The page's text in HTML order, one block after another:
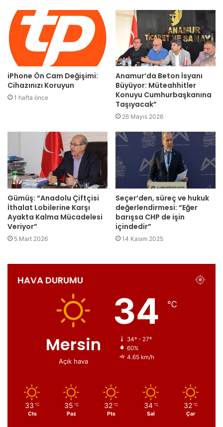
iPhone Ön Cam Değişimi:
Cihazınızı Koruyun
1 hafta önce
Anamur’da Beton İsyanı
Büyüyor: Müteahhitler
Konuyu Cumhurbaşkanına
Taşıyacak”
26 Mayıs 2026
Gümüş: “Anadolu Çiftçisi
İthalat Lobilerine Karşı
Ayakta Kalma Mücadelesi
Veriyor”
5 Mart 2026
Seçer’den, süreç ve hukuk
değerlendirmesi: “Eğer
barışsa CHP de işin
içindedir”
14 Kasım 2025
HAVA DURUMU
Mersin
Açık hava
34 ℃
34º - 27º
60%
4.65 km/h
33 ℃
Cts
35 ℃
Paz
32 ℃
Pts
34 ℃
Sal
32 ℃
Çar